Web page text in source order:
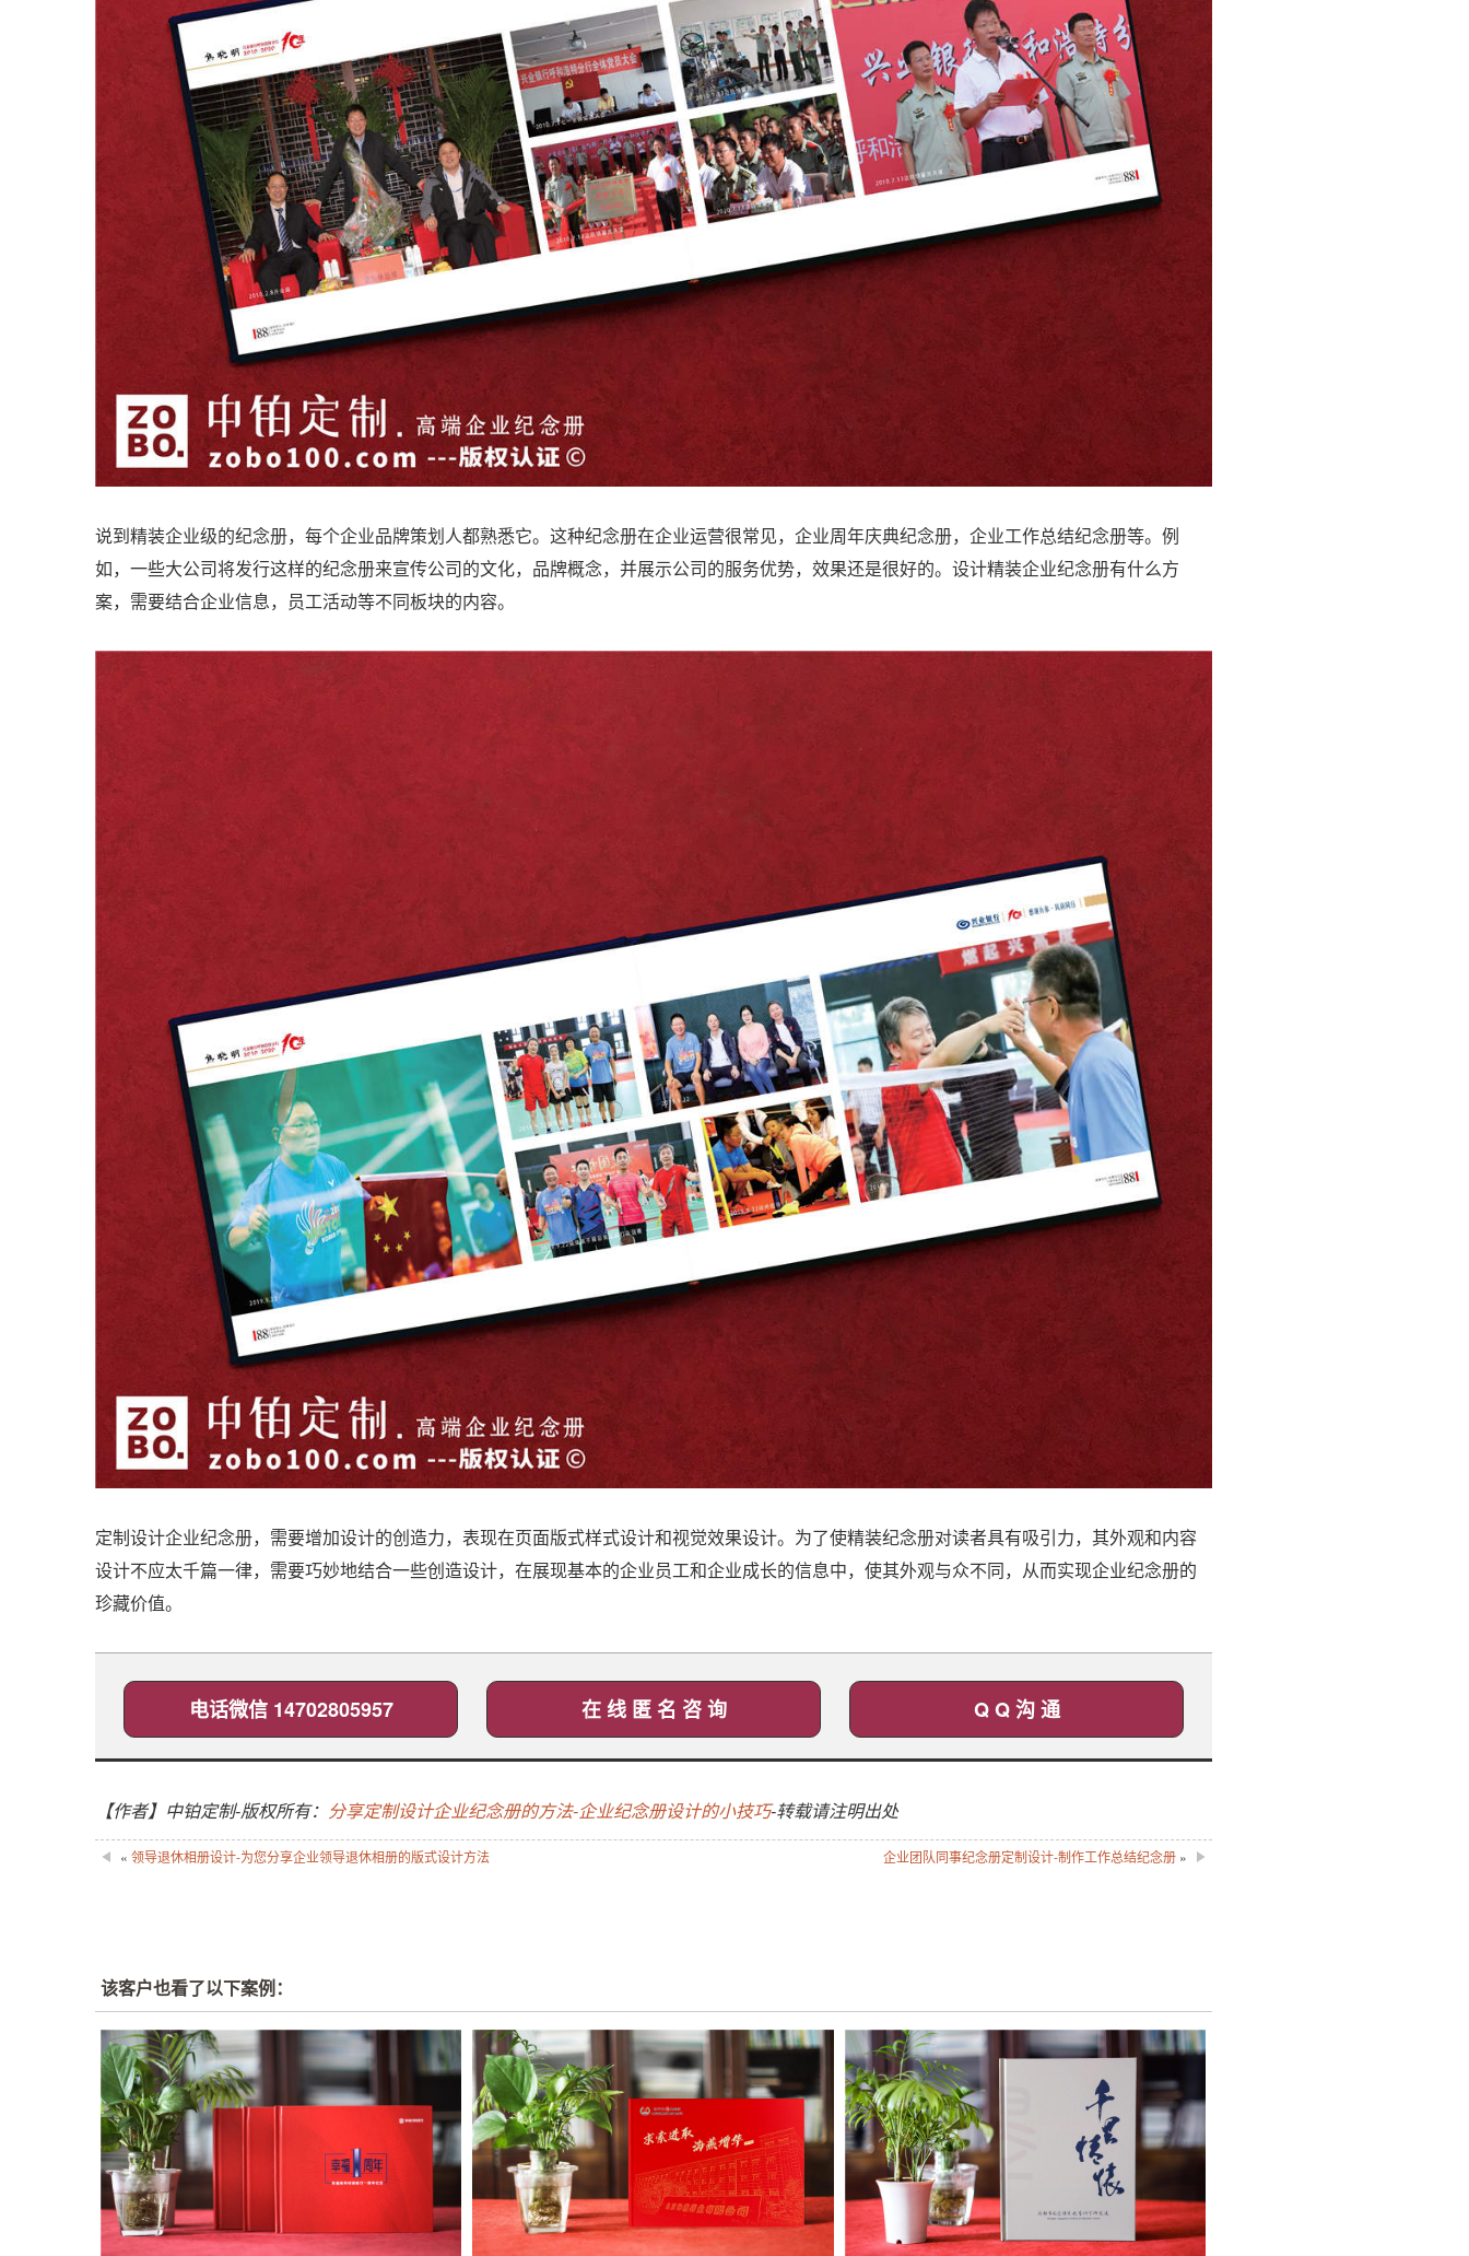
说到精装企业级的纪念册，每个企业品牌策划人都熟悉它。这种纪念册在企业运营很常见，企业周年庆典纪念册，企业工作总结纪念册等。例
如，一些大公司将发行这样的纪念册来宣传公司的文化，品牌概念，并展示公司的服务优势，效果还是很好的。设计精装企业纪念册有什么方
案，需要结合企业信息，员工活动等不同板块的内容。
定制设计企业纪念册，需要增加设计的创造力，表现在页面版式样式设计和视觉效果设计。为了使精装纪念册对读者具有吸引力，其外观和内容
设计不应太千篇一律，需要巧妙地结合一些创造设计，在展现基本的企业员工和企业成长的信息中，使其外观与众不同，从而实现企业纪念册的
珍藏价值。
电话微信 14702805957 在 线 匿 名 咨 询 Q Q 沟 通
【作者】中铂定制-版权所有： 分享定制设计企业纪念册的方法-企业纪念册设计的小技巧-转载请注明出处
«领导退休相册设计-为您分享企业领导退休相册的版式设计方法 企业团队同事纪念册定制设计-制作工作总结纪念册»
该客户也看了以下案例：